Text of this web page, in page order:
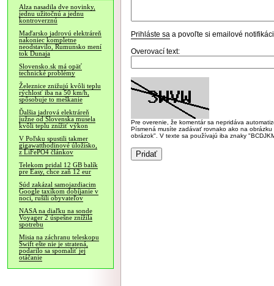
Alza nasadila dve novinky,
jednu užitočnú a jednu
kontroverznú
Maďarsko jadrovú elektráreň
nakoniec kompletne
neodstavilo, Rumunsko mení
tok Dunaja
Slovensko.sk má opäť
technické problémy
Železnice znižujú kvôli teplu
rýchlosť iba na 50 km/h,
spôsobuje to meškanie
Ďalšia jadrová elektráreň
južne od Slovenska musela
kvôli teplu znížiť výkon
V Poľsku spustili takmer
gigawatthodinové úložisko,
z LiFePO4 článkov
Telekom pridal 12 GB balík
pre Easy, chce zaň 12 eur
Súd zakázal samojazdiacim
Google taxíkom dobíjanie v
noci, rušili obyvateľov
NASA na diaľku na sonde
Voyager 2 úspešne znížila
spotrebu
Misia na záchranu teleskopu
Swift ešte nie je stratená,
podarilo sa spomaliť jej
otáčanie
Prihláste sa a povoľte si emailové
Overovací text:
Pre overenie, že komentár sa nepridáva
Písmená musíte zadávať rovnako ako na
obrázok". V texte sa používajú iba znaky